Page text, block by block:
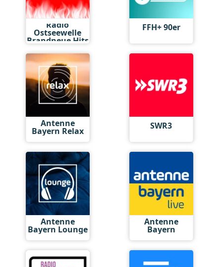
Radio
Ostseewelle
Brandneue Hits
FFH+ 90er
Antenne
Bayern Relax SWR3
Antenne
Bayern Lounge
Antenne
Bayern